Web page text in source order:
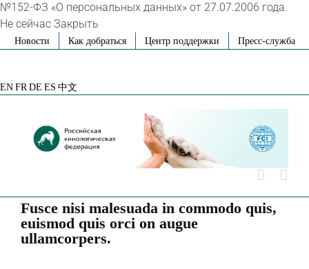
№152-ФЗ «О персональных данных» от 27.07.2006 года.
Не сейчас Закрыть
SkipНовости Как добраться Центр поддержки Пресс-служба
EN FR DE ES 中文
Fusce nisi malesuada in commodo quis,
euismod quis orci on augue
ullamcorpers.